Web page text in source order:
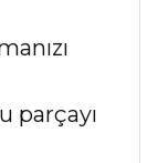
parçayı